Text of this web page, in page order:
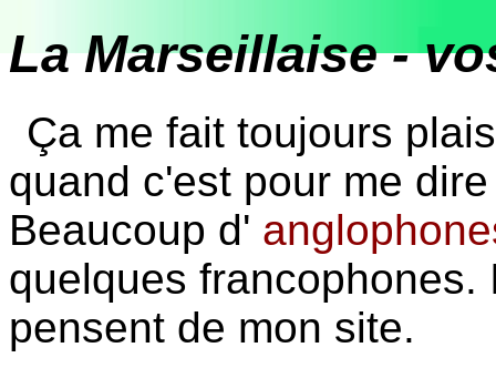
La Marseillaise -
Ça me fait toujours
quand c'est pour me
Beaucoup d'
quelques
pensent de mon site.